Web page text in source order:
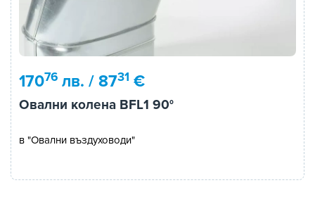
17076 лв. / 8731 €
Овални колена BFL1 90°
в "Овални въздуховоди"